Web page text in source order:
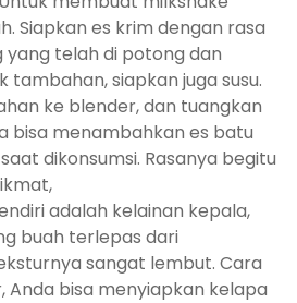
Siapkan es krim dengan rasa
yang telah di potong dan
tambahan, siapkan juga susu.
ke blender, dan tuangkan
bisa menambahkan es batu
dikonsumsi. Rasanya begitu
adalah kelainan kepala,
buah terlepas dari
sangat lembut. Cara
Anda bisa menyiapkan kelapa